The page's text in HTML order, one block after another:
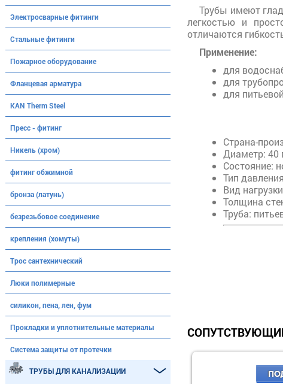
Трубы имеют
легкостью и
отличаются
Применение:
для
для
для
Страна-
Диаметр: 40
Состояние:
Тип
Вид
Толщина
Труба:
Электросварные фитинги
Стальные фитинги
Пожарное оборудование
Фланцевая арматура
KAN Therm Steel
Пресс - фитинг
Никель (хром)
фитинг обжимной
бронза (латунь)
безрезьбовое соединение
крепления (хомуты)
Трос сантехнический
Люки полимерные
силикон, пена, лен, фум
Прокладки и уплотнительные материалы
Система защиты от протечки
ТРУБЫ ДЛЯ КАНАЛИЗАЦИИ